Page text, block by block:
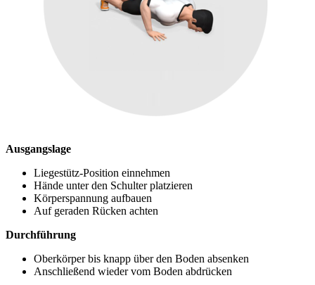
Ausgangslage
Liegestütz-Position einnehmen
Hände unter den Schulter platzieren
Körperspannung aufbauen
Auf geraden Rücken achten
Durchführung
Oberkörper bis knapp über den Boden absenken
Anschließend wieder vom Boden abdrücken